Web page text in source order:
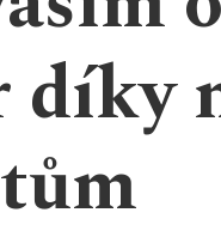
díky